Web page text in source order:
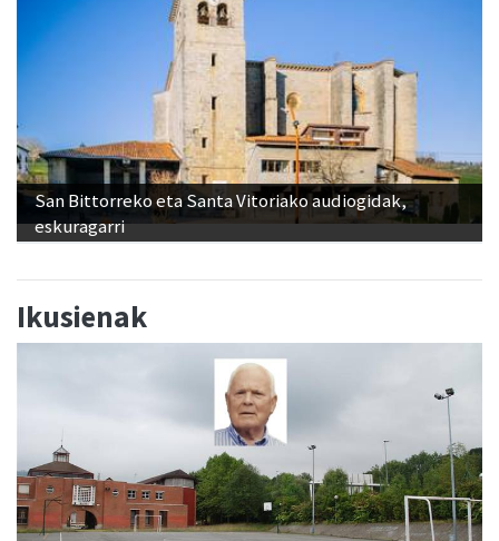
San Bittorreko eta Santa Vitoriako audiogidak,
eskuragarri